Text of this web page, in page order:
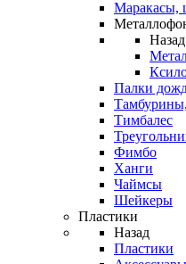
Маракасы,
Назад
Палки
Тимбалес
Фимбо
Ханги
Чаймсы
Шейкеры
Пластики
Назад
Пластики